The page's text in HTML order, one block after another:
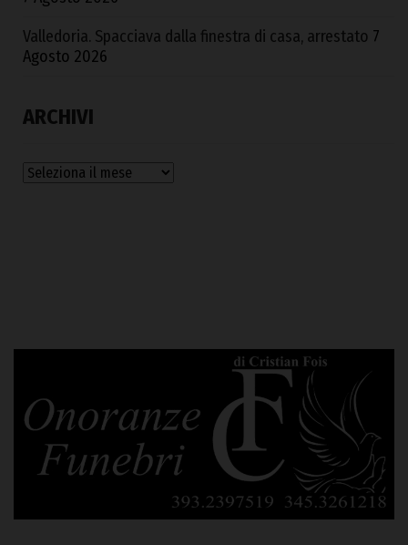
Valledoria. Spacciava dalla finestra di casa, arrestato 7
Agosto 2026
ARCHIVI
Archivi